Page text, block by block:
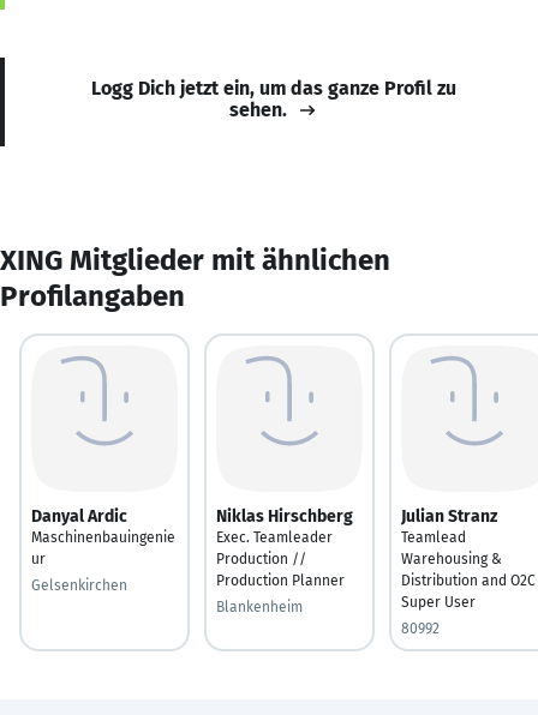
Logg Dich jetzt ein, um das ganze Profil zu
sehen.
XING Mitglieder mit ähnlichen
Profilangaben
Danyal Ardic
Maschinenbauingenie
ur
Gelsenkirchen
Niklas Hirschberg
Exec. Teamleader
Production //
Production Planner
Blankenheim
Julian Stranz
Teamlead
Warehousing &
Distribution and O2C
Super User
80992